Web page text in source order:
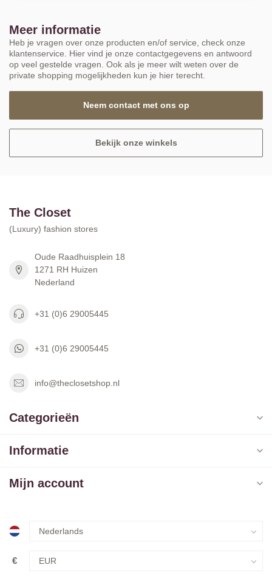
Meer informatie
Heb je vragen over onze producten en/of service, check onze
klantenservice. Hier vind je onze contactgegevens en antwoord
op veel gestelde vragen. Ook als je meer wilt weten over de
private shopping mogelijkheden kun je hier terecht.
Neem contact met ons op
Bekijk onze winkels
The Closet
(Luxury) fashion stores
Oude Raadhuisplein 18
1271 RH Huizen
Nederland
+31 (0)6 29005445
+31 (0)6 29005445
info@theclosetshop.nl
Categorieën
Informatie
Mijn account
€